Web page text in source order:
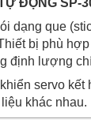
ĐỘNG SP-
dạng que
bị phù
định lượng
servo
khác nhau.